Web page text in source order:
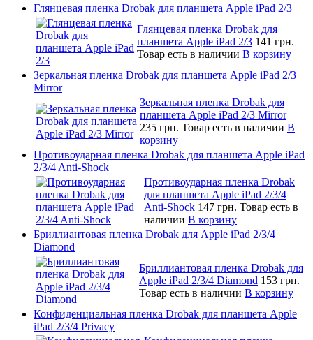
Глянцевая пленка Drobak для планшета Apple iPad 2/3
Глянцевая пленка Drobak для
планшета Apple iPad 2/3 141 грн.
Товар есть в наличии В корзину
Зеркальная пленка Drobak для планшета Apple iPad 2/3
Mirror
Зеркальная пленка Drobak для
планшета Apple iPad 2/3 Mirror
235 грн. Товар есть в наличии В
корзину
Противоударная пленка Drobak для планшета Apple iPad
2/3/4 Anti-Shock
Противоударная пленка Drobak
для планшета Apple iPad 2/3/4
Anti-Shock 147 грн. Товар есть в
наличии В корзину
Бриллиантовая пленка Drobak для Apple iPad 2/3/4
Diamond
Бриллиантовая пленка Drobak для
Apple iPad 2/3/4 Diamond 153 грн.
Товар есть в наличии В корзину
Конфиденциальная пленка Drobak для планшета Apple
iPad 2/3/4 Privacy